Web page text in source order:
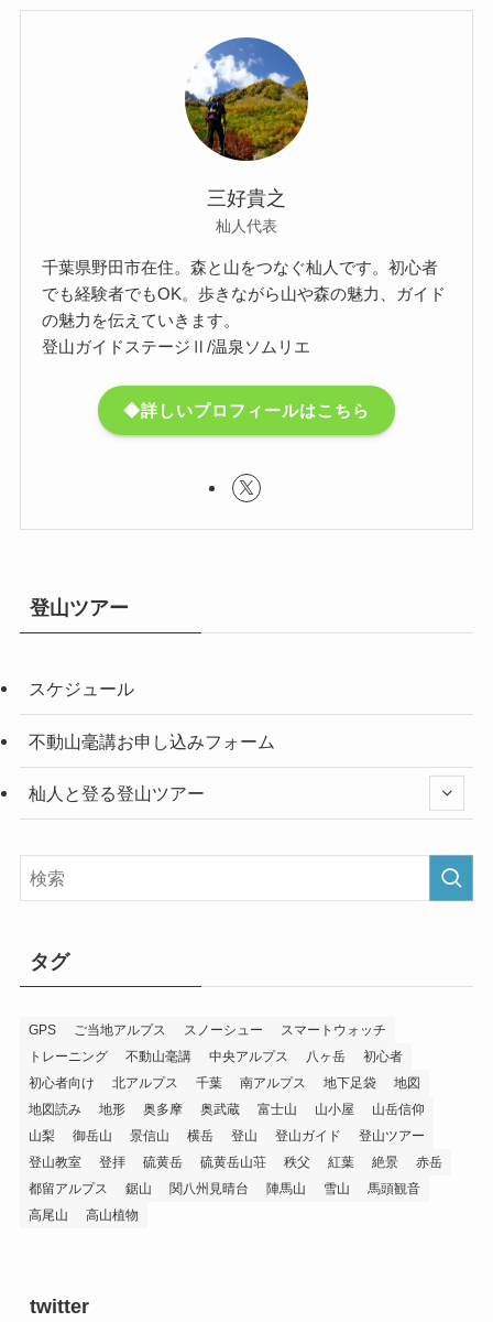
三好貴之
杣人代表
千葉県野田市在住。森と山をつなぐ杣人です。初心者
でも経験者でもOK。歩きながら山や森の魅力、ガイド
の魅力を伝えていきます。
登山ガイドステージⅡ/温泉ソムリエ
◆詳しいプロフィールはこちら
登山ツアー
スケジュール
不動山毫講お申し込みフォーム
杣人と登る登山ツアー
タグ
GPS ご当地アルプス スノーシュー
スマートウォッチ
トレーニング
不動山毫講 中央アルプス 八ヶ岳
初心者
初心者向け
北アルプス 千葉 南アルプス 地下足袋
地図
地図読み
地形 奥多摩 奥武蔵 富士山 山小屋
山岳信仰
山梨
御岳山 景信山 横岳 登山 登山ガイド
登山ツアー
登山教室
登拝 硫黄岳 硫黄岳山荘 秩父 紅葉 絶景
赤岳
都留アルプス
鋸山 関八州見晴台 陣馬山 雪山
馬頭観音
高尾山
高山植物
twitter